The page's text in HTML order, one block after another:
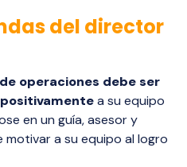
del director
operaciones debe ser
a su equipo
en un guía, asesor y
motivar a su equipo al logro